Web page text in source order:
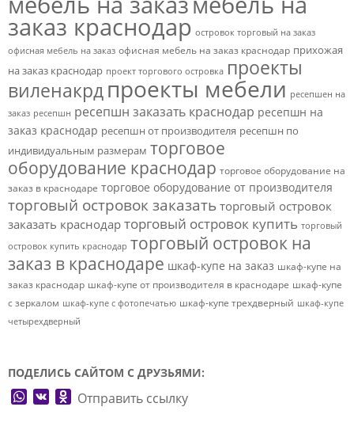
заказ краснодар островок торговый на заказ
офисная мебель на заказ офисная мебель на заказ краснодар прихожая
на заказ краснодар проект торгового островка проекты
виленакрдпроекты мебели ресепшен на
заказ ресепшн ресепшн заказать краснодар ресепшн на
заказ краснодар ресепшн от производителя ресепшн по
индивидуальным размерам торговое
оборудование краснодар торговое оборудование на
заказ в краснодаре торговое оборудование от производителя
торговый островок заказать торговый островок
заказать краснодар торговый островок купить торговый
островок купить краснодар торговый островок на
заказ в краснодаре шкаф-купе на заказ шкаф-купе на
заказ краснодар шкаф-купе от производителя в краснодаре шкаф-купе
с зеркалом шкаф-купе с фотопечатью шкаф-купе трехдверный шкаф-купе
четырехдверный
ПОДЕЛИСЬ САЙТОМ С ДРУЗЬЯМИ:
WhatsApp
VK Odnoklassniki
Отправить ссылку